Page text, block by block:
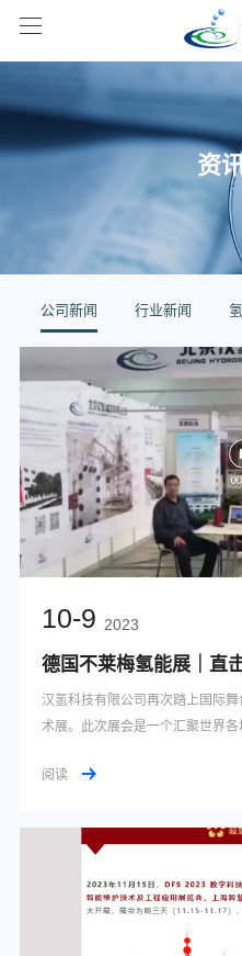
资
公司新闻 行业新闻
10-9 2023
德国不莱梅氢能展｜直
汉氢科技有限公司再次踏上国际
术展。此次展会是一个汇聚世界
阅读